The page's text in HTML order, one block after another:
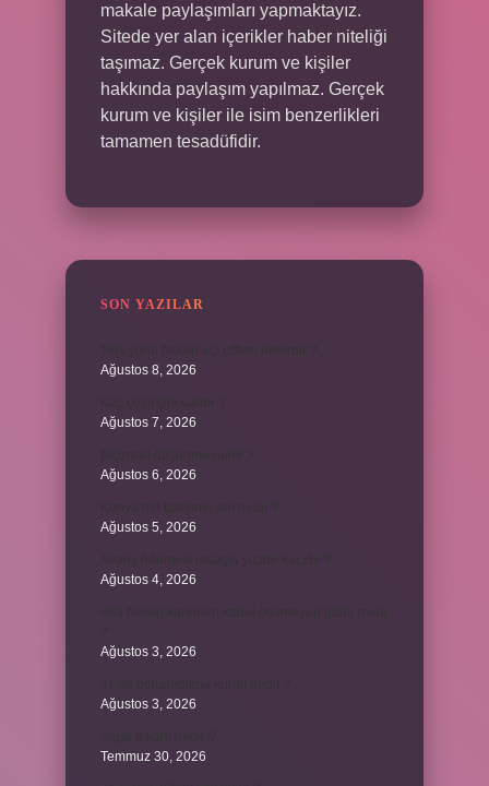
makale paylaşımları yapmaktayız.
Sitede yer alan içerikler haber niteliği
taşımaz. Gerçek kurum ve kişiler
hakkında paylaşım yapılmaz. Gerçek
kurum ve kişiler ile isim benzerlikleri
tamamen tesadüfidir.
SON YAZILAR
Ağustos 8, 2026
Ağustos 7, 2026
Ağustos 6, 2026
Ağustos 5, 2026
Ağustos 4, 2026
Ağustos 3, 2026
Ağustos 3, 2026
Temmuz 30, 2026